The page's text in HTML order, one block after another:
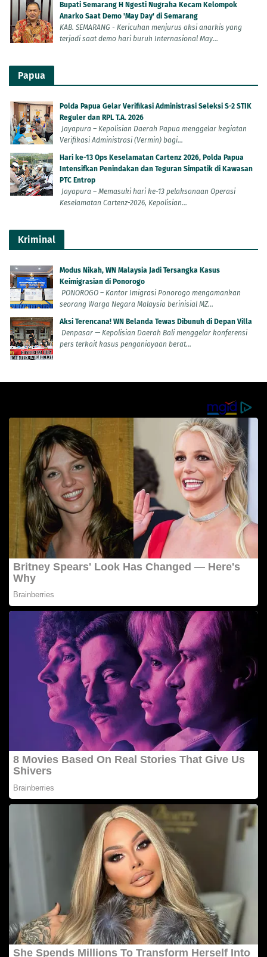
Bupati Semarang H Ngesti Nugraha Kecam Kelompok
Anarko Saat Demo 'May Day' di Semarang
KAB. SEMARANG - Kericuhan menjurus aksi anarkis yang
terjadi saat demo hari buruh Internasional May...
Papua
Polda Papua Gelar Verifikasi Administrasi Seleksi S-2 STIK
Reguler dan RPL T.A. 2026
Jayapura – Kepolisian Daerah Papua menggelar kegiatan
Verifikasi Administrasi (Vermin) bagi...
Hari ke-13 Ops Keselamatan Cartenz 2026, Polda Papua
Intensifkan Penindakan dan Teguran Simpatik di Kawasan
PTC Entrop
Jayapura – Memasuki hari ke-13 pelaksanaan Operasi
Keselamatan Cartenz-2026, Kepolisian...
Kriminal
Modus Nikah, WN Malaysia Jadi Tersangka Kasus
Keimigrasian di Ponorogo
PONOROGO – Kantor Imigrasi Ponorogo mengamankan
seorang Warga Negara Malaysia berinisial MZ...
Aksi Terencana! WN Belanda Tewas Dibunuh di Depan Villa
Denpasar — Kepolisian Daerah Bali menggelar konferensi
pers terkait kasus penganiayaan berat...